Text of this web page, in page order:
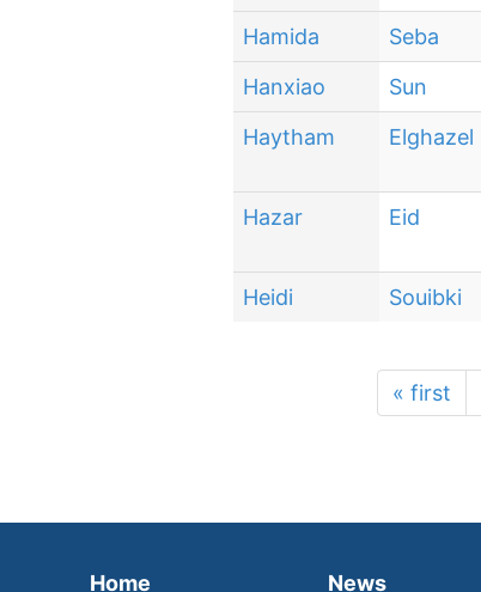
Hamida Seba
Hanxiao
Sun
Haytham
Elghazel
Hazar Eid
Heidi Souibki
« first
Home News